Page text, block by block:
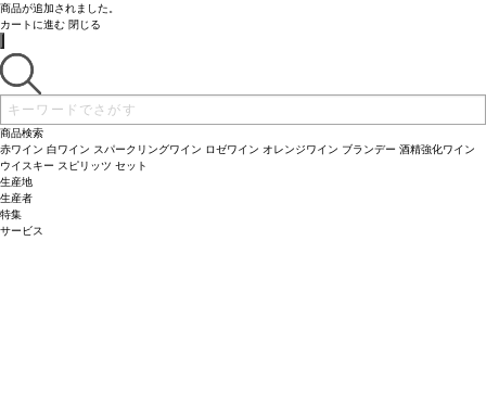
れたタンニンに、石墨のテクスチャーが口の中を撫でる。後味は驚くほど風味豊か
で長い。葡萄品種
ヴィニヨン
わいを持ち、アタックはソフトで、たっぷりとしたメルローに運ばれる。ミッドパ
レットの広がりは、優れたカベルネ・フランによって肉付けされ、甘美なカベル
ネ・ソーヴィニヨンが調和して続き、堂々とした個性を与えている。完璧に統合さ
れたタンニンに、石墨のテクスチャーが口の中を撫でる。後味は驚くほど風味豊か
で長い。
ヴィニヨン
商品が追加されました。
カートに進む 閉じる
商品検索
赤ワイン 白ワイン スパークリングワイン ロゼワイン オレンジワイン ブランデー 酒精強化ワイン
ウイスキー スピリッツ セット
生産地
生産者
特集
サービス